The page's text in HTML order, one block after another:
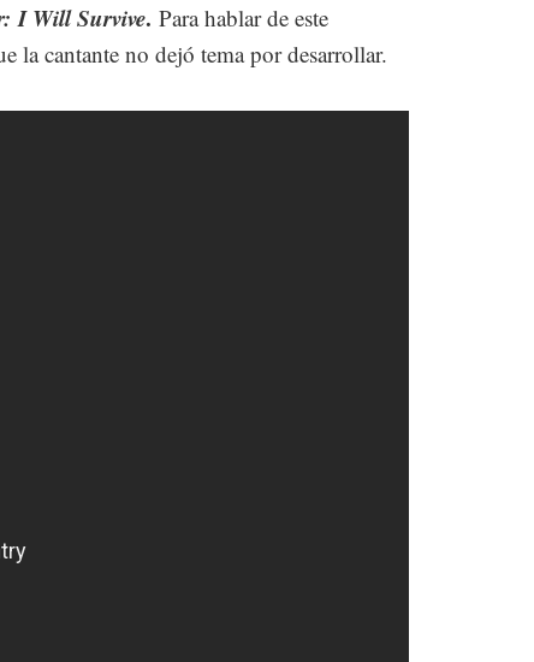
I Will Survive. Para hablar de este
la cantante no dejó tema por desarrollar.